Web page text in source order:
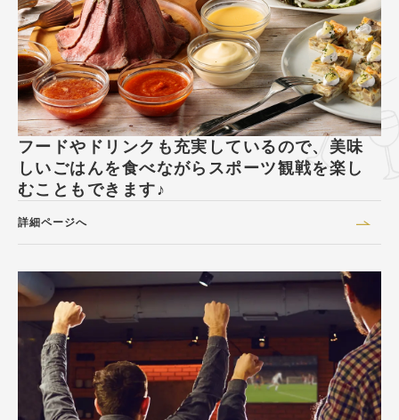
フードやドリンクも充実しているので、美味
しいごはんを食べながらスポーツ観戦を楽し
むこともできます♪
詳細ページへ